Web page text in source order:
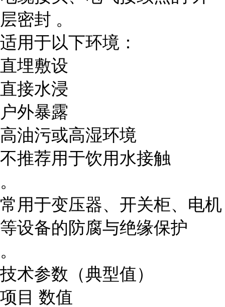
层密封 。
适用于以下环境：
直埋敷设
直接水浸
户外暴露
高油污或高湿环境
不推荐用于饮用水接触
。
常用于变压器、开关柜、电机
等设备的防腐与绝缘保护
。
技术参数（典型值）
项目 数值